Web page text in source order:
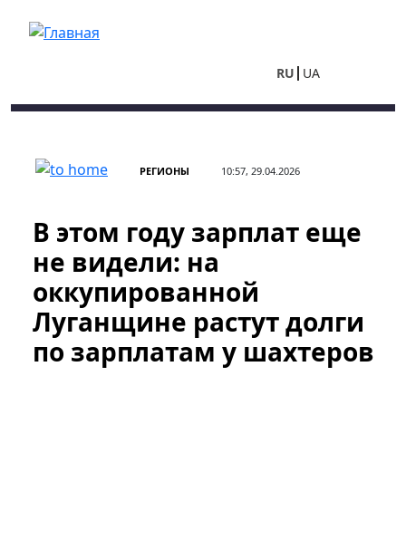
RU UA
РЕГИОНЫ 10:57, 29.04.2026
В этом году зарплат еще
не видели: на
оккупированной
Луганщине растут долги
по зарплатам у шахтеров